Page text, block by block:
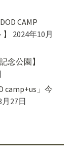
CAMP
2024年10月
念公園】
camp+us」今
月27日